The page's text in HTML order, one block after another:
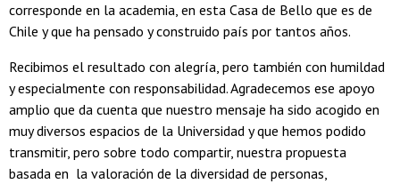
corresponde en la academia, en esta Casa de Bello que es de
Chile y que ha pensado y construido país por tantos años.
Recibimos el resultado con alegría, pero también con humildad
y especialmente con responsabilidad. Agradecemos ese apoyo
amplio que da cuenta que nuestro mensaje ha sido acogido en
muy diversos espacios de la Universidad y que hemos podido
transmitir, pero sobre todo compartir, nuestra propuesta
basada en la valoración de la diversidad de personas,